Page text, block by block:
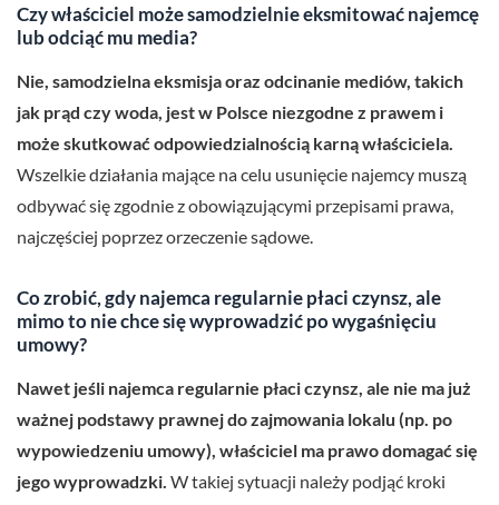
Czy właściciel może samodzielnie eksmitować najemcę
lub odciąć mu media?
Nie, samodzielna eksmisja oraz odcinanie mediów, takich
jak prąd czy woda, jest w Polsce niezgodne z prawem i
może skutkować odpowiedzialnością karną właściciela.
Wszelkie działania mające na celu usunięcie najemcy muszą
odbywać się zgodnie z obowiązującymi przepisami prawa,
najczęściej poprzez orzeczenie sądowe.
Co zrobić, gdy najemca regularnie płaci czynsz, ale
mimo to nie chce się wyprowadzić po wygaśnięciu
umowy?
Nawet jeśli najemca regularnie płaci czynsz, ale nie ma już
ważnej podstawy prawnej do zajmowania lokalu (np. po
wypowiedzeniu umowy), właściciel ma prawo domagać się
jego wyprowadzki. W takiej sytuacji należy podjąć kroki